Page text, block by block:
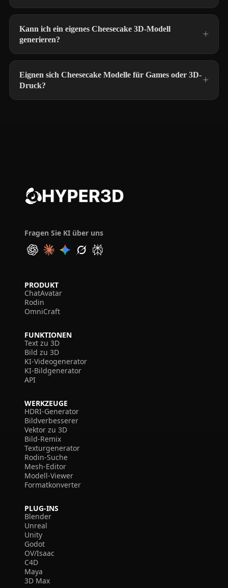
Kann ich ein eigenes Cheesecake 3D-Modell
generieren?
Eignen sich Cheesecake Modelle für Games oder 3D-
Druck?
Fragen Sie KI über uns
PRODUKT
ChatAvatar
Rodin
OmniCraft
FUNKTIONEN
Text zu 3D
Bild zu 3D
KI-Videogenerator
KI-Bildgenerator
API
WERKZEUGE
HDRI-Generator
Bildverbesserer
Vektor zu 3D
Bild-Remix
Texturgenerator
Rodin-Suche
Mesh-Editor
Modell-Viewer
Formatkonverter
PLUG-INS
Blender
Unreal
Unity
Godot
OV/Isaac
C4D
Maya
3D Max